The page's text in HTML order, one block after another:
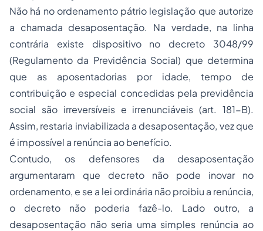
Não há no ordenamento pátrio legislação que autorize
a chamada desaposentação. Na verdade, na linha
contrária existe dispositivo no decreto 3048/99
(Regulamento da Previdência Social) que determina
que as aposentadorias por idade, tempo de
contribuição e especial concedidas pela previdência
social são irreversíveis e irrenunciáveis (art. 181-B).
Assim, restaria inviabilizada a desaposentação, vez que
é impossível a renúncia ao benefício.
Contudo, os defensores da desaposentação
argumentaram que decreto não pode inovar no
ordenamento, e se a lei ordinária não proibiu a renúncia,
o decreto não poderia fazê-lo. Lado outro, a
desaposentação não seria uma simples renúncia ao